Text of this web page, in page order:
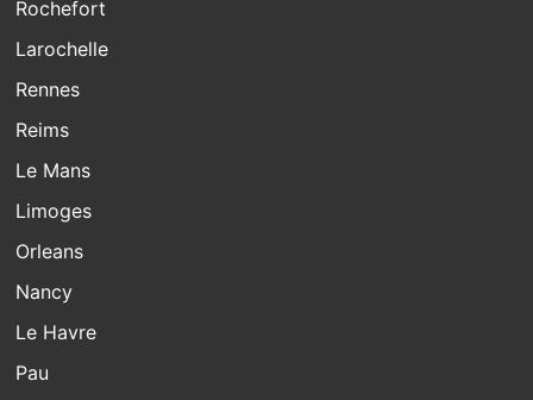
Rochefort
Larochelle
Rennes
Reims
Le Mans
Limoges
Orleans
Nancy
Le Havre
Pau